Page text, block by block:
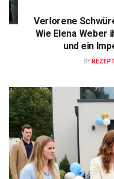
Verlorene
Wie Elena Weber
und ein
BY